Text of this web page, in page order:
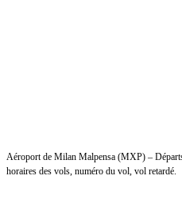
Aéroport de Milan Malpensa (MXP) –
horaires des vols, numéro du vol, vol retardé.